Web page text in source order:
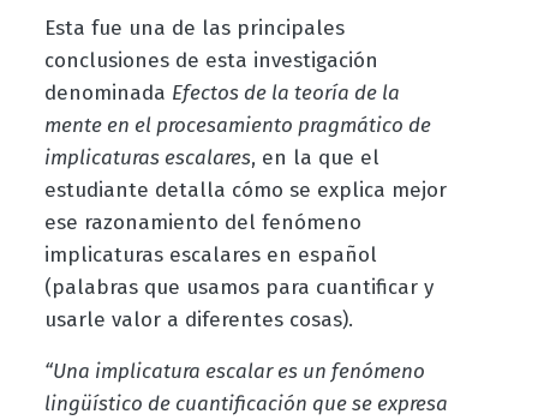
Esta fue una de las principales
conclusiones de esta investigación
denominada Efectos de la teoría de la
mente en el procesamiento pragmático de
implicaturas escalares, en la que el
estudiante detalla cómo se explica mejor
ese razonamiento del fenómeno
implicaturas escalares en español
(palabras que usamos para cuantificar y
usarle valor a diferentes cosas).
“Una implicatura escalar es un fenómeno
lingüístico de cuantificación que se expresa